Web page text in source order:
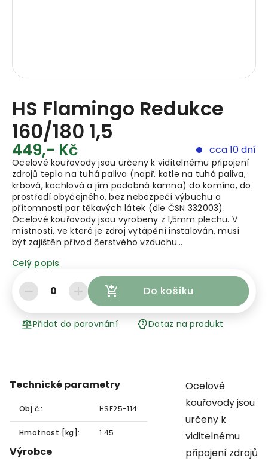
HS Flamingo Redukce
160/180 1,5
449,- Kč cca 10 dní
Ocelové kouřovody jsou určeny k viditelnému připojení
zdrojů tepla na tuhá paliva (např. kotle na tuhá paliva,
krbová, kachlová a jím podobná kamna) do komína, do
prostředí obyčejného, bez nebezpečí výbuchu a
přítomnosti par těkavých látek (dle ČSN 332003).
Ocelové kouřovody jsou vyrobeny z 1,5mm plechu. V
místnosti, ve které je zdroj vytápění instalován, musí
být zajištěn přívod čerstvého vzduchu…
Celý popis
0 Do košíku
Přidat do porovnání Dotaz na produkt
Technické parametry
Obj.č.: HSF25-114
Hmotnost [kg]: 1.45
Výrobce
Ocelové
kouřovody jsou
určeny k
viditelnému
připojení zdrojů